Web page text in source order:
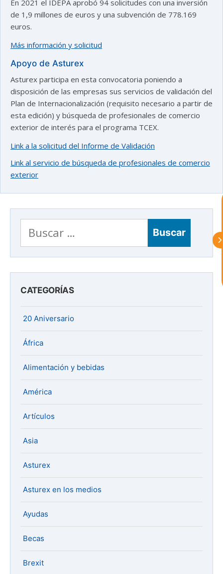
En 2021 el IDEPA aprobó 94 solicitudes con una inversión
de 1,9 millones de euros y una subvención de 778.169
euros.
Más información y solicitud
Apoyo de Asturex
Asturex participa en esta convocatoria poniendo a
disposición de las empresas sus servicios de validación del
Plan de Internacionalización (requisito necesario a partir de
esta edición) y búsqueda de profesionales de comercio
exterior de interés para el programa TCEX.
Link a la solicitud del Informe de Validación
Link al servicio de búsqueda de profesionales de comercio
exterior
Buscar:
CATEGORÍAS
20 Aniversario
África
Alimentación y bebidas
América
Artículos
Asia
Asturex
Asturex en los medios
Ayudas
Becas
Brexit
astu
tu empresa e informarte sobre los
eventos y actividades que lleva a cabo
aceptas nuestrapolítica de privacidad